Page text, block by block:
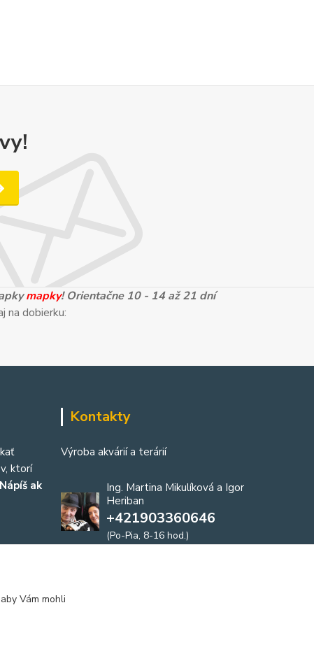
mapky! Orientačne 10 - 14 až 21 dní
na dobierku:
ktorí
Nápíš ak
Kontakty
Výroba akvárií a terárií
Ing. Martina Mikulíková a Igor
Heriban
+421903360646
(Po-Pia, 8-16 hod.)
Vám mohli